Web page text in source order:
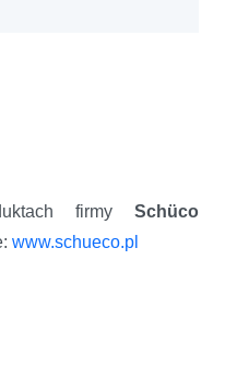
firmy Schüco
www.schueco.pl